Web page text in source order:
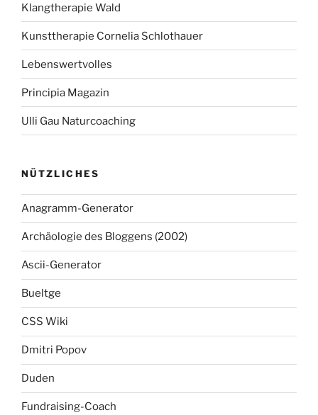
Klangtherapie Wald
Kunsttherapie Cornelia Schlothauer
Lebenswertvolles
Principia Magazin
Ulli Gau Naturcoaching
NÜTZLICHES
Anagramm-Generator
Archäologie des Bloggens (2002)
Ascii-Generator
Bueltge
CSS Wiki
Dmitri Popov
Duden
Fundraising-Coach